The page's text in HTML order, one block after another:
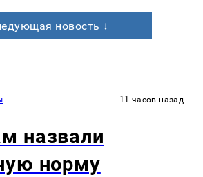
новость ↓
11 часов назад
назвали
норму